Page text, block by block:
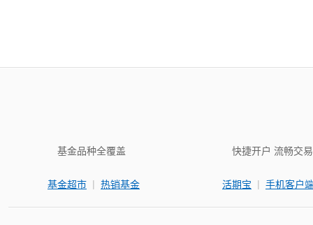
基金品种全覆盖
基金超市 | 热销基金
快捷开户 流畅交易
活期宝 | 手机客户